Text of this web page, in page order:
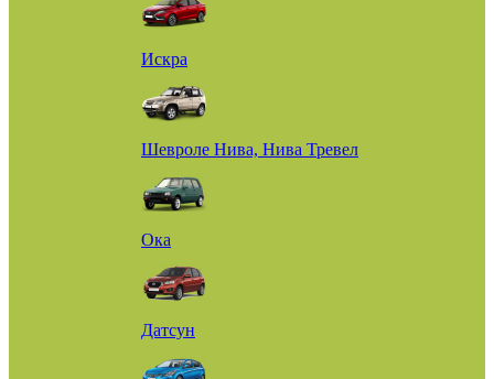
Искра
Шевроле Нива, Нива Тревел
Ока
Датсун